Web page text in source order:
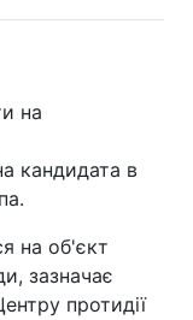
на
кандидата в
на об'єкт
зазначає
протидії